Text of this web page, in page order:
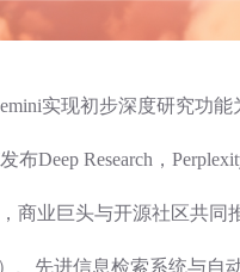
实现初步深度研究功能
Deep Research，
商业巨头与开源社区共同
、先进信息检索系统与